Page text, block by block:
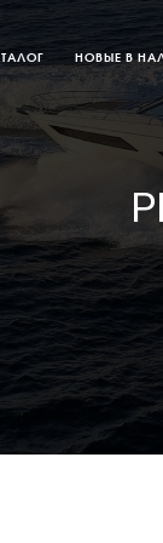
НОВЫЕ В